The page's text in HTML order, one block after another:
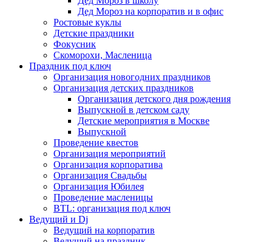
Дед Мороз на корпоратив и в офис
Ростовые куклы
Детские праздники
Фокусник
Скоморохи, Масленица
Праздник под ключ
Организация новогодних праздников
Организация детских праздников
Организация детского дня рождения
Выпускной в детском саду
Детские мероприятия в Москве
Выпускной
Проведение квестов
Организация мероприятий
Организация корпоратива
Организация Свадьбы
Организация Юбилея
Проведение масленицы
BTL: организация под ключ
Ведущий и Dj
Ведущий на корпоратив